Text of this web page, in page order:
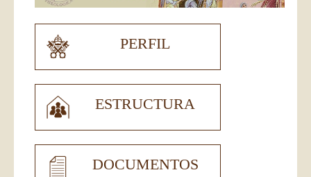
PERFIL
ESTRUCTURA
DOCUMENTOS